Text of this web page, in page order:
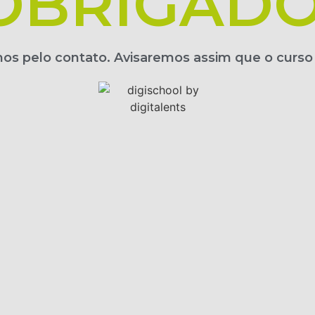
pelo contato. Avisaremos assim que o